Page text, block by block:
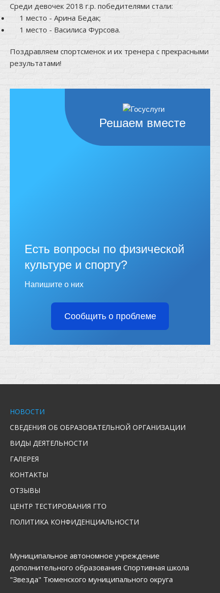
Среди девочек 2018 г.р. победителями стали:
1 место - Арина Бедак;
1 место - Василиса Фурсова.
Поздравляем спортсменок и их тренера с прекрасными
результатами!
Решаем вместе
Есть вопросы по физической
культуре и спорту?
Напишите о них
Сообщить о проблеме
НОВОСТИ
СВЕДЕНИЯ ОБ ОБРАЗОВАТЕЛЬНОЙ ОРГАНИЗАЦИИ
ВИДЫ ДЕЯТЕЛЬНОСТИ
ГАЛЕРЕЯ
КОНТАКТЫ
ОТЗЫВЫ
ЦЕНТР ТЕСТИРОВАНИЯ ГТО
ПОЛИТИКА КОНФИДЕНЦИАЛЬНОСТИ
Муниципальное автономное учреждение
дополнительного образования Спортивная школа
"Звезда" Тюменского муниципального округа